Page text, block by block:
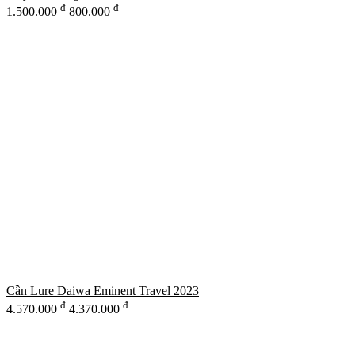
1.500.000 đ 800.000 đ
Cần Lure Daiwa Eminent Travel 2023
4.570.000 đ 4.370.000 đ